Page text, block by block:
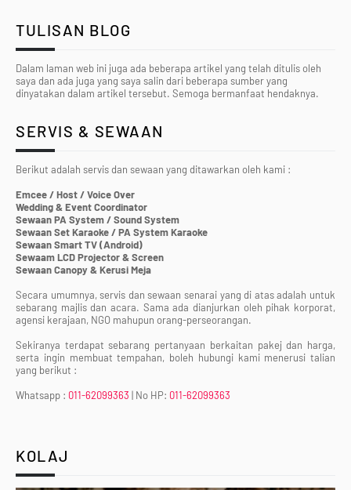
TULISAN BLOG
Dalam laman web ini juga ada beberapa artikel yang telah ditulis oleh
saya dan ada juga yang saya salin dari beberapa sumber yang
dinyatakan dalam artikel tersebut. Semoga bermanfaat hendaknya.
SERVIS & SEWAAN
Berikut adalah servis dan sewaan yang ditawarkan oleh kami :
Emcee / Host / Voice Over
Wedding & Event Coordinator
Sewaan PA System / Sound System
Sewaan Set Karaoke / PA System Karaoke
Sewaan Smart TV (Android)
Sewaam LCD Projector & Screen
Sewaan Canopy & Kerusi Meja
Secara umumnya, servis dan sewaan senarai yang di atas adalah untuk
sebarang majlis dan acara. Sama ada dianjurkan oleh pihak korporat,
agensi kerajaan, NGO mahupun orang-perseorangan.
Sekiranya terdapat sebarang pertanyaan berkaitan pakej dan harga,
serta ingin membuat tempahan, boleh hubungi kami menerusi talian
yang berikut :
Whatsapp : 011-62099363 | No HP: 011-62099363
KOLAJ